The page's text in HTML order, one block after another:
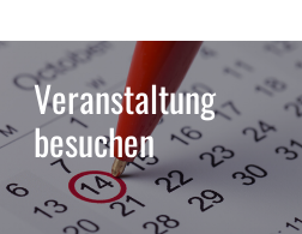
Veranstaltung
besuchen